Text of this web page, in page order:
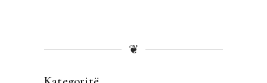
❦